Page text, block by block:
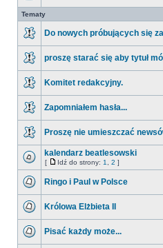
Tematy
Do nowych próbujących się
proszę starać się aby tytuł
Komitet redakcyjny.
Zapomniałem hasła...
Proszę nie umieszczać
kalendarz beatlesowski
[ Idź do strony: 1 2 ]
Ringo i Paul w Polsce
Królowa Elżbieta II
Pisać każdy może...